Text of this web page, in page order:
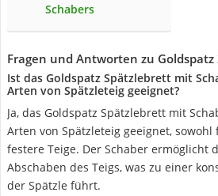
Schabers
Fragen und Antworten zu Goldspatz
Ist das Goldspatz Spätzlebrett mit
Arten von Spätzleteig geeignet?
Ja, das Goldspatz Spätzlebrett mit
Arten von Spätzleteig geeignet,
festere Teige. Der Schaber ermöglicht
Abschaben des Teigs, was zu einer
der Spätzle führt.